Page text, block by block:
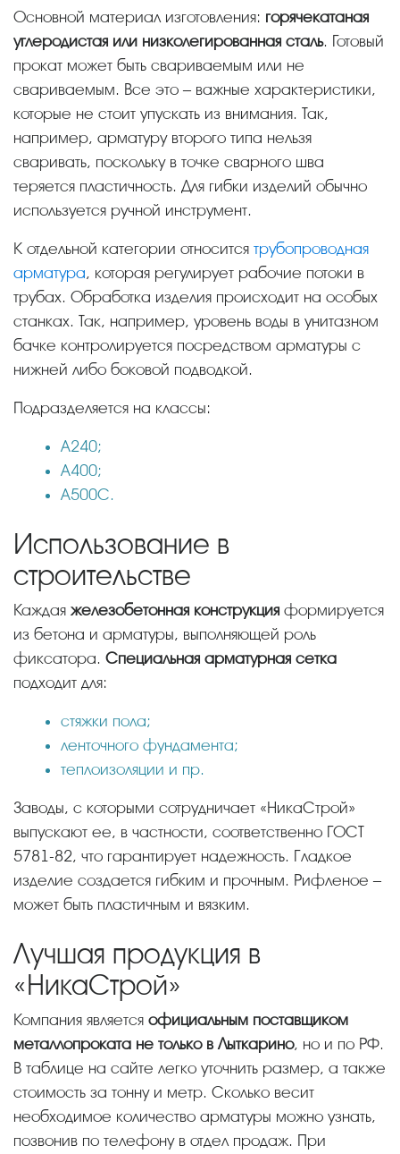
Основной материал изготовления: горячекатаная
углеродистая или низколегированная сталь. Готовый
прокат может быть свариваемым или не
свариваемым. Все это – важные характеристики,
которые не стоит упускать из внимания. Так,
например, арматуру второго типа нельзя
сваривать, поскольку в точке сварного шва
теряется пластичность. Для гибки изделий обычно
используется ручной инструмент.
К отдельной категории относится трубопроводная
арматура, которая регулирует рабочие потоки в
трубах. Обработка изделия происходит на особых
станках. Так, например, уровень воды в унитазном
бачке контролируется посредством арматуры с
нижней либо боковой подводкой.
Подразделяется на классы:
А240;
А400;
А500С.
Использование в
строительстве
Каждая железобетонная конструкция формируется
из бетона и арматуры, выполняющей роль
фиксатора. Специальная арматурная сетка
подходит для:
стяжки пола;
ленточного фундамента;
теплоизоляции и пр.
Заводы, с которыми сотрудничает «НикаСтрой»
выпускают ее, в частности, соответственно ГОСТ
5781-82, что гарантирует надежность. Гладкое
изделие создается гибким и прочным. Рифленое –
может быть пластичным и вязким.
Лучшая продукция в
«НикаСтрой»
Компания является официальным поставщиком
металлопроката не только в Лыткарино, но и по РФ.
В таблице на сайте легко уточнить размер, а также
стоимость за тонну и метр. Сколько весит
необходимое количество арматуры можно узнать,
позвонив по телефону в отдел продаж. При